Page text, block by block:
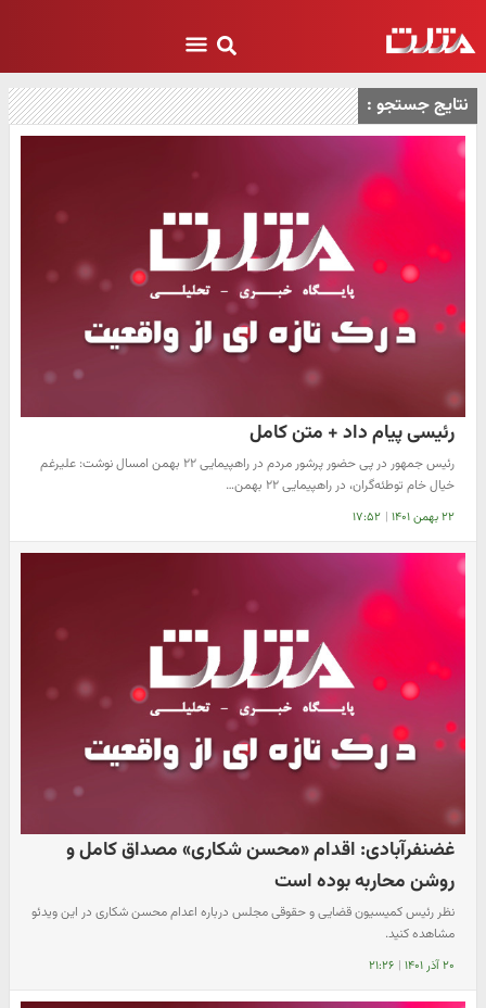
نتایج جستجو :
رئیسی پیام داد + متن کامل
رئیس جمهور در پی حضور پرشور مردم در راهپیمایی ۲۲ بهمن امسال نوشت: علی‏رغم
خیال خام توطئه‌گران، در راهپیمایی ۲۲ بهمن…
۲۲ بهمن ۱۴۰۱ | ۱۷:۵۲
غضنفرآبادی: اقدام «محسن شکاری» مصداق کامل و
روشن محاربه بوده است
نظر رئیس کمیسیون قضایی و حقوقی مجلس درباره اعدام محسن شکاری در این ویدئو
مشاهده کنید.
۲۰ آذر ۱۴۰۱ | ۲۱:۲۶